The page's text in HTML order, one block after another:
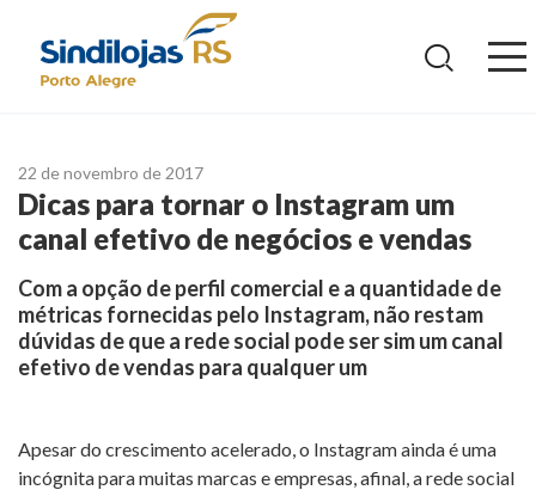
22 de novembro de 2017
Dicas para tornar o Instagram um
canal efetivo de negócios e vendas
Com a opção de perfil comercial e a quantidade de
métricas fornecidas pelo Instagram, não restam
dúvidas de que a rede social pode ser sim um canal
efetivo de vendas para qualquer um
Apesar do crescimento acelerado, o Instagram ainda é uma
incógnita para muitas marcas e empresas, afinal, a rede social